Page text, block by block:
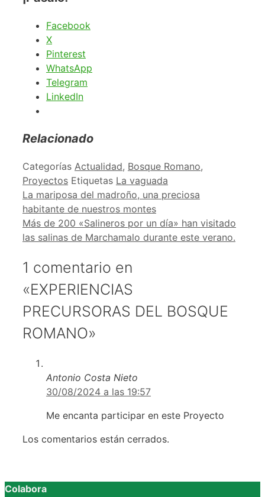
Facebook
X
Pinterest
WhatsApp
Telegram
LinkedIn
Relacionado
Categorías Actualidad, Bosque Romano,
Proyectos Etiquetas La vaguada
La mariposa del madroño, una preciosa
habitante de nuestros montes
Más de 200 «Salineros por un día» han visitado
las salinas de Marchamalo durante este verano.
1 comentario en
«EXPERIENCIAS
PRECURSORAS DEL BOSQUE
ROMANO»
Antonio Costa Nieto
30/08/2024 a las 19:57
Me encanta participar en este Proyecto
Los comentarios están cerrados.
Colabora